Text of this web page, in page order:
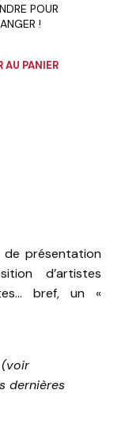
POUR
!
AU PANIER
présentation
d’artistes
bref, un «
(voir
dernières